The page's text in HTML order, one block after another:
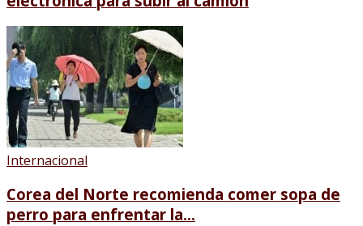
Internacional
Corea del Norte recomienda comer sopa de
perro para enfrentar la...